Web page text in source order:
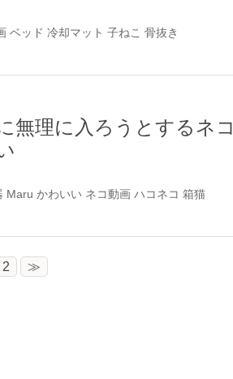
ベッド 冷却マット 子ねこ 骨抜き
無理に入ろうとするネコ
Maru かわいい ネコ動画 ハコネコ 箱猫
2 ≫